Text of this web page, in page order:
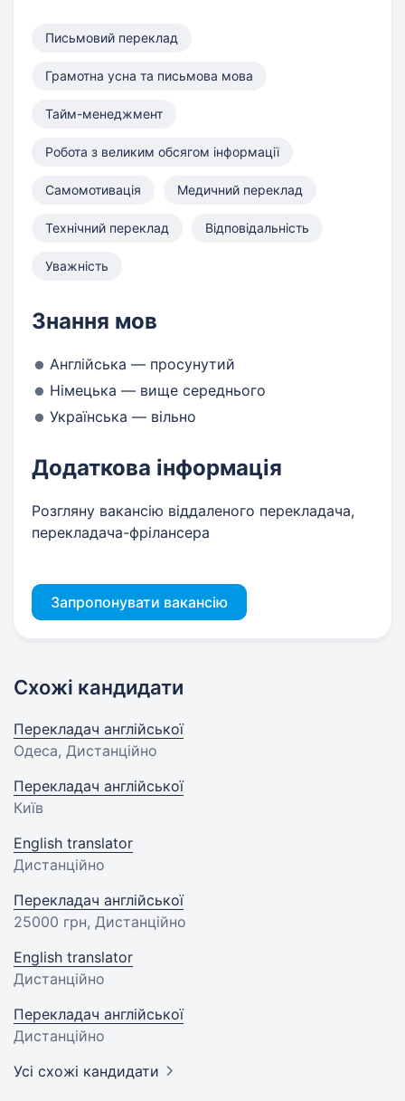
Письмовий переклад
Грамотна усна та письмова мова
Тайм-менеджмент
Робота з великим обсягом інформації
Самомотивація Медичний переклад
Технічний переклад Відповідальність
Уважність
Знання мов
Англійська — просунутий
Німецька — вище середнього
Українська — вільно
Додаткова інформація
Розгляну вакансію віддаленого перекладача,
перекладача-фрілансера
Запропонувати вакансію
Схожі кандидати
Перекладач англійської
Одеса, Дистанційно
Перекладач англійської
Київ
English translator
Дистанційно
Перекладач англійської
25000 грн, Дистанційно
English translator
Дистанційно
Перекладач англійської
Дистанційно
Усі схожі кандидати